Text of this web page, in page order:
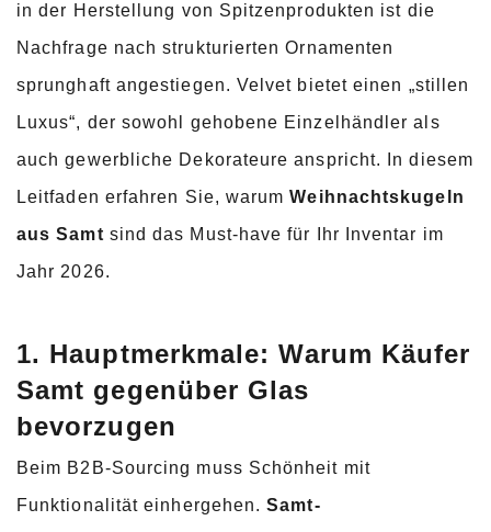
in der Herstellung von Spitzenprodukten ist die
Nachfrage nach strukturierten Ornamenten
sprunghaft angestiegen. Velvet bietet einen „stillen
Luxus“, der sowohl gehobene Einzelhändler als
auch gewerbliche Dekorateure anspricht. In diesem
Leitfaden erfahren Sie, warumWeihnachtskugeln
aus Samt sind das Must-have für Ihr Inventar im
Jahr 2026.
1. Hauptmerkmale: Warum Käufer
Samt gegenüber Glas
bevorzugen
Beim B2B-Sourcing muss Schönheit mit
Funktionalität einhergehen.Samt-